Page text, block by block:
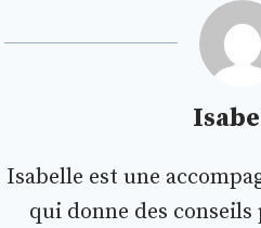
Isabelle est une
qui donne des